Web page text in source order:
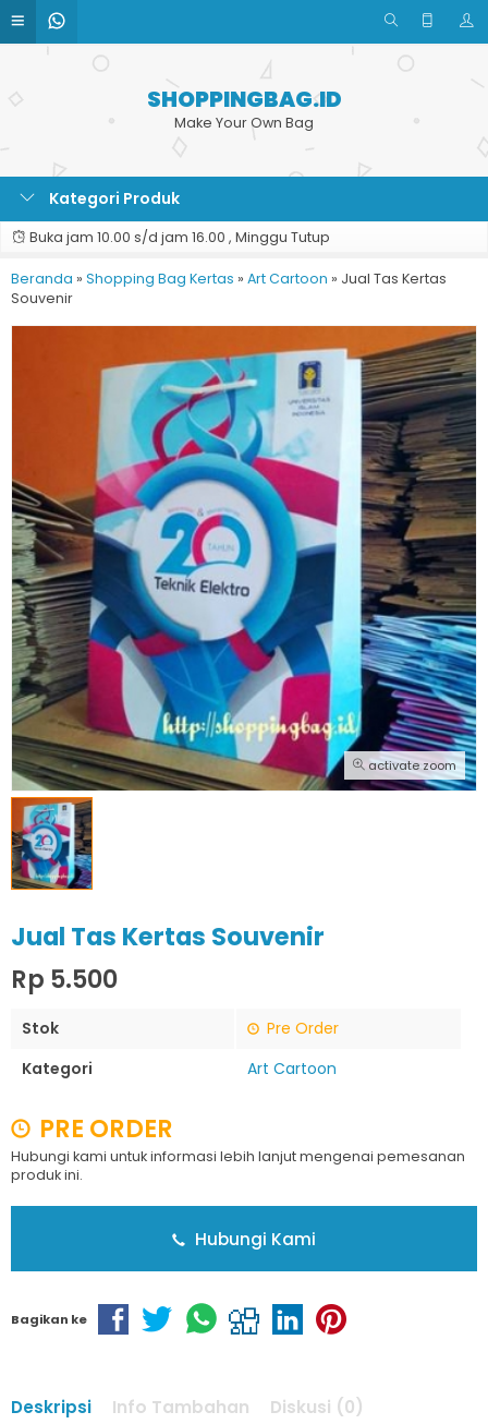
SHOPPINGBAG.ID
Make Your Own Bag
Kategori Produk
Buka jam 10.00 s/d jam 16.00 , Minggu Tutup
Beranda » Shopping Bag Kertas » Art Cartoon » Jual Tas Kertas
Souvenir
activate zoom
Jual Tas Kertas Souvenir
Rp 5.500
Stok
Pre Order
Kategori
Art Cartoon
PRE ORDER
Hubungi kami untuk informasi lebih lanjut mengenai pemesanan
produk ini.
Hubungi Kami
Bagikan ke
Deskripsi Info Tambahan Diskusi (0)